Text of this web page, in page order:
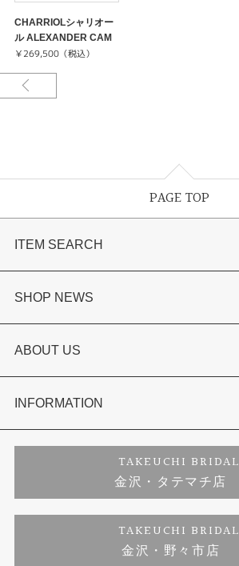
CHARRIOLシャリオー
ル ALEXANDER CAM
P.51.004
￥269,500（税込）
PAGE TOP
ITEM SEARCH
婚約指輪
結婚指輪
セットリング
婚約ネックレス
ダイヤモンド
ジュエリーリフォーム
SHOP NEWS
選ばれる理由まとめ
お客様の声
プロポーズサポート
ブランドリスト
福井指輪工房｜手作りペアリング
ABOUT US
会社概要
お客様の声
INFORMATION
プライバシーポリシー
TAKEUCHI BRIDAL
金沢・タテマチ店
TAKEUCHI BRIDAL
金沢・野々市店